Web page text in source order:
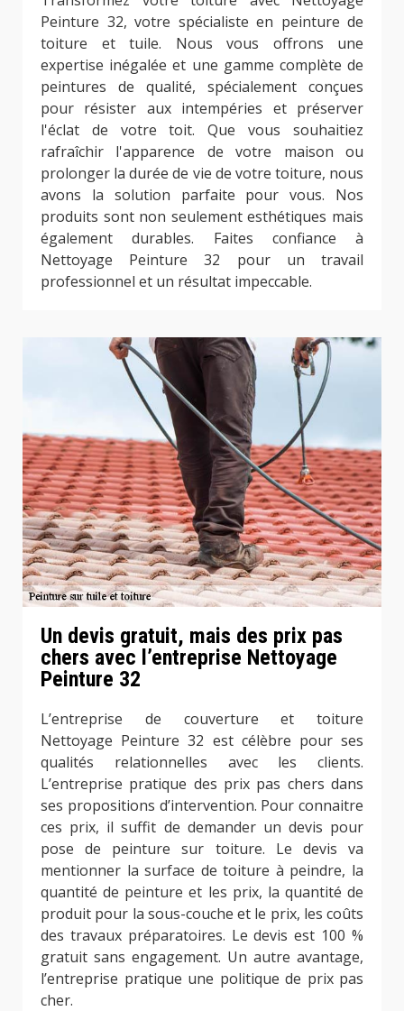
Peinture 32, votre spécialiste en peinture de
toiture et tuile. Nous vous offrons une
expertise inégalée et une gamme complète de
peintures de qualité, spécialement conçues
pour résister aux intempéries et préserver
l'éclat de votre toit. Que vous souhaitiez
rafraîchir l'apparence de votre maison ou
prolonger la durée de vie de votre toiture, nous
avons la solution parfaite pour vous. Nos
produits sont non seulement esthétiques mais
également durables. Faites confiance à
Nettoyage Peinture 32 pour un travail
professionnel et un résultat impeccable.
Un devis gratuit, mais des prix pas
chers avec l’entreprise Nettoyage
Peinture 32
L’entreprise de couverture et toiture
Nettoyage Peinture 32 est célèbre pour ses
qualités relationnelles avec les clients.
L’entreprise pratique des prix pas chers dans
ses propositions d’intervention. Pour connaitre
ces prix, il suffit de demander un devis pour
pose de peinture sur toiture. Le devis va
mentionner la surface de toiture à peindre, la
quantité de peinture et les prix, la quantité de
produit pour la sous-couche et le prix, les coûts
des travaux préparatoires. Le devis est 100 %
gratuit sans engagement. Un autre avantage,
l’entreprise pratique une politique de prix pas
cher.